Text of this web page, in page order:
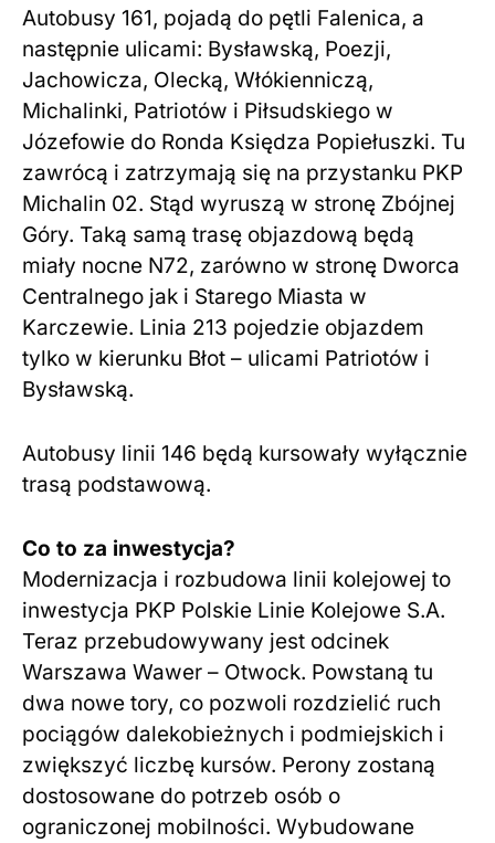
Autobusy 161, pojadą do pętli Falenica, a
następnie ulicami: Bysławską, Poezji,
Jachowicza, Olecką, Włókienniczą,
Michalinki, Patriotów i Piłsudskiego w
Józefowie do Ronda Księdza Popiełuszki. Tu
zawrócą i zatrzymają się na przystanku PKP
Michalin 02. Stąd wyruszą w stronę Zbójnej
Góry. Taką samą trasę objazdową będą
miały nocne N72, zarówno w stronę Dworca
Centralnego jak i Starego Miasta w
Karczewie. Linia 213 pojedzie objazdem
tylko w kierunku Błot – ulicami Patriotów i
Bysławską.
Autobusy linii 146 będą kursowały wyłącznie
trasą podstawową.
Co to za inwestycja?
Modernizacja i rozbudowa linii kolejowej to
inwestycja PKP Polskie Linie Kolejowe S.A.
Teraz przebudowywany jest odcinek
Warszawa Wawer – Otwock. Powstaną tu
dwa nowe tory, co pozwoli rozdzielić ruch
pociągów dalekobieżnych i podmiejskich i
zwiększyć liczbę kursów. Perony zostaną
dostosowane do potrzeb osób o
ograniczonej mobilności. Wybudowane